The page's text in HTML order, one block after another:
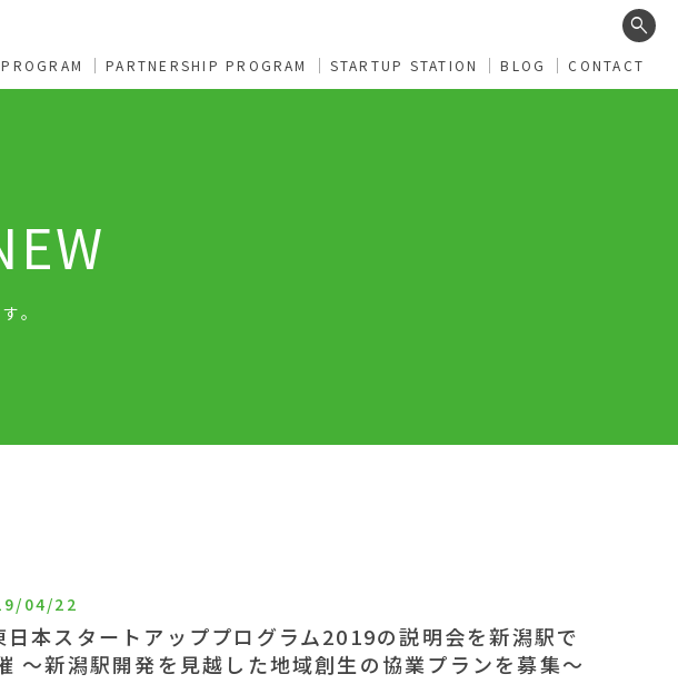
search
PARTNERSHIP PROGRAM STARTUP STATION BLOG CONTACT
。
04/22
日本スタートアッププログラム2019の説明会を新潟駅で
～新潟駅開発を見越した地域創生の協業プランを募集～